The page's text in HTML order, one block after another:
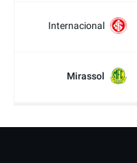
Internacional
Mirassol